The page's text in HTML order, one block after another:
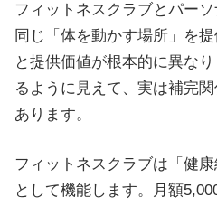
フィットネスクラブとパー
同じ「体を動かす場所」を
と提供価値が根本的に異な
るように見えて、実は補完
あります。
フィットネスクラブは「健康
として機能します。月額